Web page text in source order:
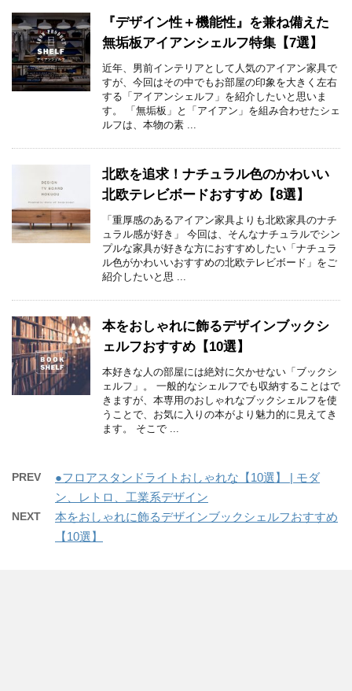
『デザイン性＋機能性』を兼ね備えた
無垢板アイアンシェルフ特集【7選】
近年、男前インテリアとして人気のアイアン家具で
すが、今回はその中でもお部屋の印象を大きく左右
する「アイアンシェルフ」を紹介したいと思いま
す。 「無垢板」と「アイアン」を組み合わせたシェ
ルフは、本物の素 ...
北欧を追求！ナチュラル色のかわいい
北欧テレビボードおすすめ【8選】
「重厚感のあるアイアン家具よりも北欧家具のナチ
ュラル感が好き」 今回は、そんなナチュラルでシン
プルな家具が好きな方におすすめしたい「ナチュラ
ル色がかわいいおすすめの北欧テレビボード」をご
紹介したいと思 ...
本をおしゃれに飾るデザインブックシ
ェルフおすすめ【10選】
本好きな人の部屋には絶対に欠かせない「ブックシ
ェルフ」。 一般的なシェルフでも収納することはで
きますが、本専用のおしゃれなブックシェルフを使
うことで、お気に入りの本がより魅力的に見えてき
ます。 そこで ...
PREV
●フロアスタンドライトおしゃれな【10選】 | モダ
ン、レトロ、工業系デザイン
NEXT
本をおしゃれに飾るデザインブックシェルフおすすめ
【10選】